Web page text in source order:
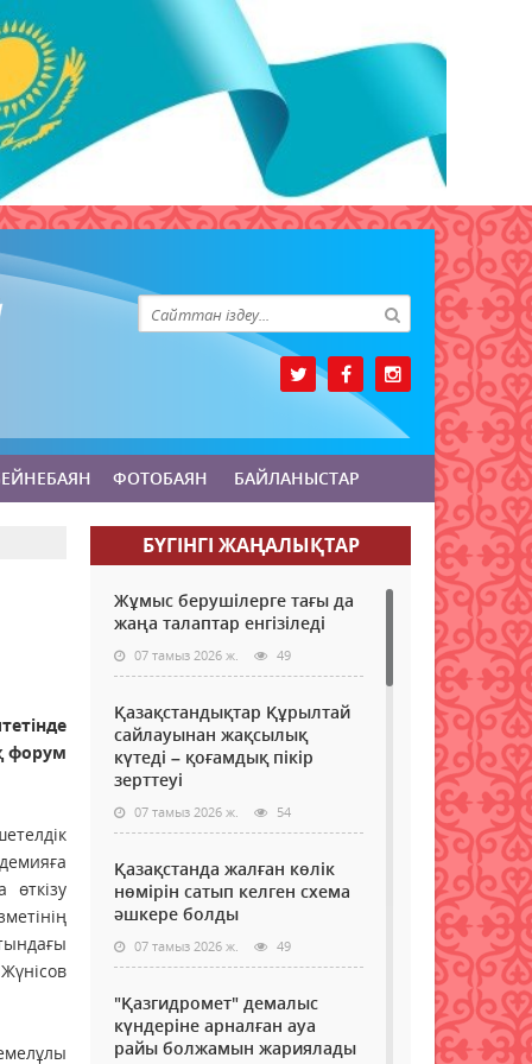
ФОТОБАЯН БАЙЛАНЫСТАР
форум
БҮГІНГI ЖАҢАЛЫҚТАР
Жұмыс берушілерге тағы да
жаңа талаптар енгізіледі
07 тамыз 2026 ж. 49
Қазақстандықтар Құрылтай
сайлауынан жақсылық
күтеді – қоғамдық пікір
зерттеуі
07 тамыз 2026 ж. 54
Қазақстанда жалған көлік
нөмірін сатып келген схема
әшкере болды
07 тамыз 2026 ж. 49
"Қазгидромет" демалыс
күндеріне арналған ауа
райы болжамын жариялады